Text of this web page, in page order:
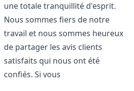
une totale tranquillité d'esprit.
Nous sommes fiers de notre
travail et nous sommes heureux
de partager les avis clients
satisfaits qui nous ont été
confiés. Si vous